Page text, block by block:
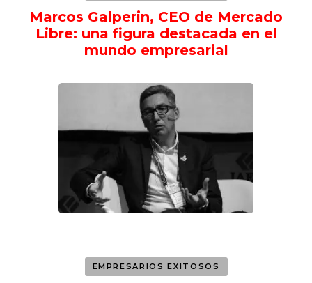
Marcos Galperin, CEO de Mercado
Libre: una figura destacada en el
mundo empresarial
EMPRESARIOS EXITOSOS